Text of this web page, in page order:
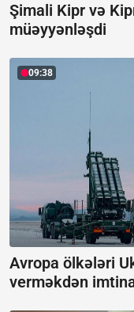
Şimali Kipr və
müəyyənləşdi
09:38
Avropa ölkələri
verməkdən